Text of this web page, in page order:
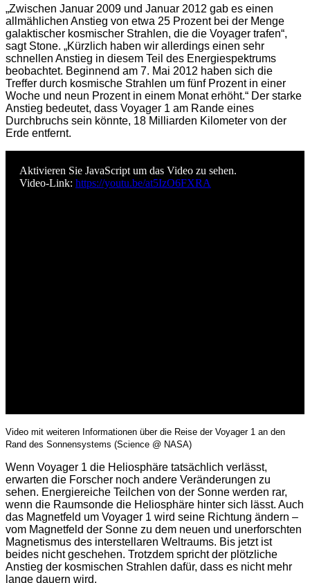
„Zwischen Januar 2009 und Januar 2012 gab es einen
allmählichen Anstieg von etwa 25 Prozent bei der Menge
galaktischer kosmischer Strahlen, die die Voyager trafen“,
sagt Stone. „Kürzlich haben wir allerdings einen sehr
schnellen Anstieg in diesem Teil des Energiespektrums
beobachtet. Beginnend am 7. Mai 2012 haben sich die
Treffer durch kosmische Strahlen um fünf Prozent in einer
Woche und neun Prozent in einem Monat erhöht.“ Der starke
Anstieg bedeutet, dass Voyager 1 am Rande eines
Durchbruchs sein könnte, 18 Milliarden Kilometer von der
Erde entfernt.
Aktivieren Sie JavaScript um das Video zu sehen.
Video-Link: https://youtu.be/at5IzO6FXRA
Video mit weiteren Informationen über die Reise der Voyager 1 an den
Rand des Sonnensystems (Science @ NASA)
Wenn Voyager 1 die Heliosphäre tatsächlich verlässt,
erwarten die Forscher noch andere Veränderungen zu
sehen. Energiereiche Teilchen von der Sonne werden rar,
wenn die Raumsonde die Heliosphäre hinter sich lässt. Auch
das Magnetfeld um Voyager 1 wird seine Richtung ändern –
vom Magnetfeld der Sonne zu dem neuen und unerforschten
Magnetismus des interstellaren Weltraums. Bis jetzt ist
beides nicht geschehen. Trotzdem spricht der plötzliche
Anstieg der kosmischen Strahlen dafür, dass es nicht mehr
lange dauern wird.